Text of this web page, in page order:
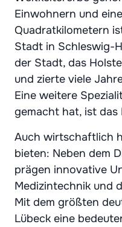
Einwohnern und
Quadratkilometern
Stadt in Schleswig-
der Stadt, das
und zierte viele
Eine weitere
gemacht hat, ist das
Auch wirtschaftlich
bieten: Neben dem
prägen innovative
Medizintechnik und
Mit dem größten
Lübeck eine